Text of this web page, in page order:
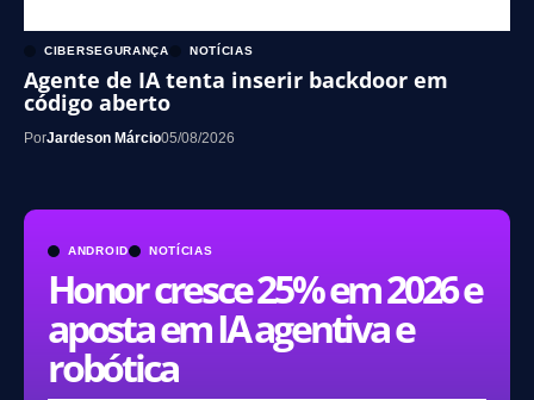
ANDROID NOTÍCIAS
Honor cresce 25% em 2026 e
aposta em IA agentiva e
robótica
CIBERSEGURANÇA NOTÍCIAS
Agente de IA tenta inserir backdoor em
código aberto
PorJardeson Márcio05/08/2026